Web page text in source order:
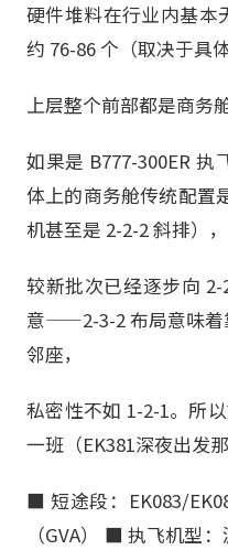
硬件堆料在行业内基本
约 76-86 个（取决于具
上层整个前部都是商务
如果是 B777-300ER
体上的商务舱传统配置
机甚至是 2-2-2 斜排），
较新批次已经逐步向
意——2-3-2 布局意味着
邻座，
私密性不如 1-2-1。所
一班（EK381深夜出发
■ 短途段：EK083/
（GVA） ■ 执飞机型